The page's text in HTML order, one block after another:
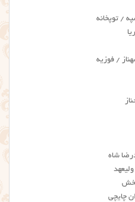
/ توپخانه
/ فوزیه
شاه
چایچی